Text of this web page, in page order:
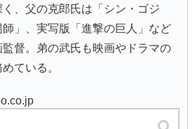
、父の克郎氏は「シン・ゴジ
」、実写版「進撃の巨人」など
督。弟の武氏も映画やドラマの
ている。